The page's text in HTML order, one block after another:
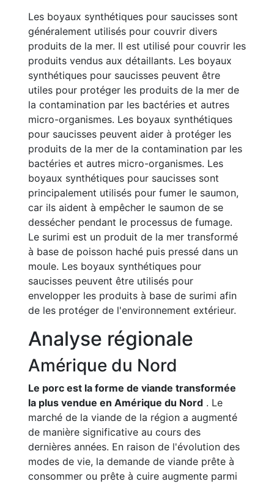
Les boyaux synthétiques pour saucisses sont
généralement utilisés pour couvrir divers
produits de la mer. Il est utilisé pour couvrir les
produits vendus aux détaillants. Les boyaux
synthétiques pour saucisses peuvent être
utiles pour protéger les produits de la mer de
la contamination par les bactéries et autres
micro-organismes. Les boyaux synthétiques
pour saucisses peuvent aider à protéger les
produits de la mer de la contamination par les
bactéries et autres micro-organismes. Les
boyaux synthétiques pour saucisses sont
principalement utilisés pour fumer le saumon,
car ils aident à empêcher le saumon de se
dessécher pendant le processus de fumage.
Le surimi est un produit de la mer transformé
à base de poisson haché puis pressé dans un
moule. Les boyaux synthétiques pour
saucisses peuvent être utilisés pour
envelopper les produits à base de surimi afin
de les protéger de l'environnement extérieur.
Analyse régionale
Amérique du Nord
Le porc est la forme de viande transformée
la plus vendue en Amérique du Nord . Le
marché de la viande de la région a augmenté
de manière significative au cours des
dernières années. En raison de l'évolution des
modes de vie, la demande de viande prête à
consommer ou prête à cuire augmente parmi